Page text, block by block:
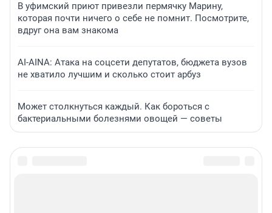
В уфимский приют привезли пермячку Марину,
которая почти ничего о себе не помнит. Посмотрите,
вдруг она вам знакома
AI-AINA: Атака на соцсети депутатов, бюджета вузов
не хватило лучшим и сколько стоит арбуз
Может столкнуться каждый. Как бороться с
бактериальными болезнями овощей — советы